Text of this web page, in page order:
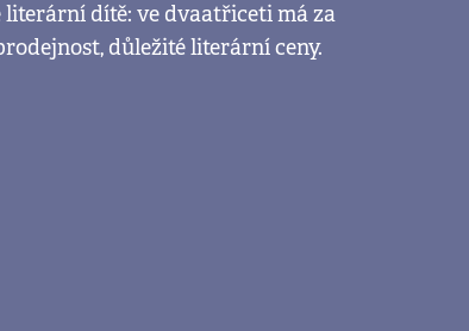
dítě: ve dvaatřiceti má za
důležité literární ceny.